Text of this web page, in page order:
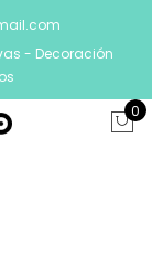
- Decoración
0